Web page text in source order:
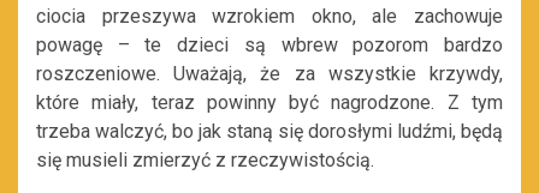
ciocia przeszywa wzrokiem okno, ale zachowuje
powagę – te dzieci są wbrew pozorom bardzo
roszczeniowe. Uważają, że za wszystkie krzywdy,
które miały, teraz powinny być nagrodzone. Z tym
trzeba walczyć, bo jak staną się dorosłymi ludźmi, będą
się musieli zmierzyć z rzeczywistością.